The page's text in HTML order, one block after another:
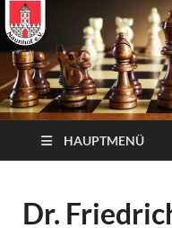
HAUPTMENÜ
Dr.